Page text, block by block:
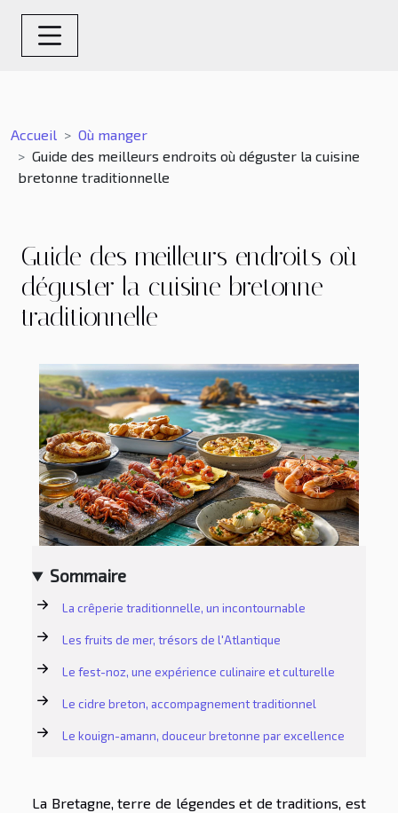
Accueil
Où manger
Guide des meilleurs endroits où déguster la cuisine
bretonne traditionnelle
Guide des meilleurs endroits où
déguster la cuisine bretonne
traditionnelle
Sommaire
La crêperie traditionnelle, un incontournable
Les fruits de mer, trésors de l'Atlantique
Le fest-noz, une expérience culinaire et culturelle
Le cidre breton, accompagnement traditionnel
Le kouign-amann, douceur bretonne par excellence
La Bretagne, terre de légendes et de traditions, est